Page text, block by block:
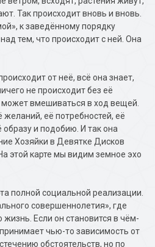
Так происходит вновь и вновь.
к заведённому порядку
тем, что происходит с ней. Она
от неё, всё она знает,
не происходит без её
может вмешиваться в ход вещей.
её потребностей, её
образу и подобию. И так она
Хозяйки в Девятке Дисков
этой карте мы видим земное эхо
полной социальной реализации.
совершеннолетия», где
жизнь. Если он становится в чём-
чью-то зависимость от
обстоятельств, но по